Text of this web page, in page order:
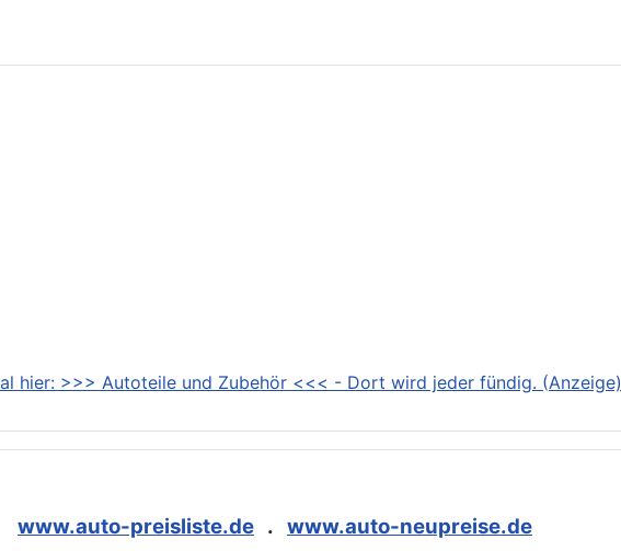
hier: >>> Autoteile und Zubehör <<< - Dort wird jeder fündig. (Anzeige)
www.auto-preisliste.de . www.auto-neupreise.de